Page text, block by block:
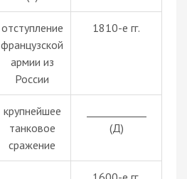
отступление
французской
армии из
России
1810-е гг.
крупнейшее
танковое
сражение
(Д)